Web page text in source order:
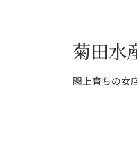
菊田水
閖上育ちの女